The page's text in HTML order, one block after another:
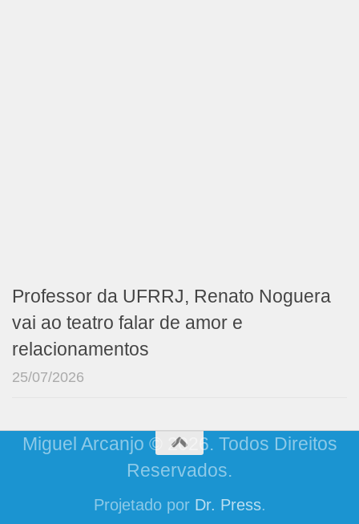
Professor da UFRRJ, Renato Noguera
vai ao teatro falar de amor e
relacionamentos
25/07/2026
Miguel Arcanjo © 2026. Todos Direitos
Reservados.
Projetado por Dr. Press.